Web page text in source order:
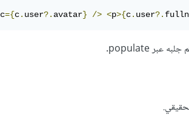
={c. user?. avatar} /> <p>{c. user?.